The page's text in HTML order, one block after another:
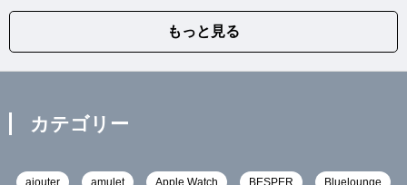
もっと見る
カテゴリー